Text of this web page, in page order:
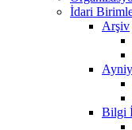
İdari
Arşiv
Bilgi